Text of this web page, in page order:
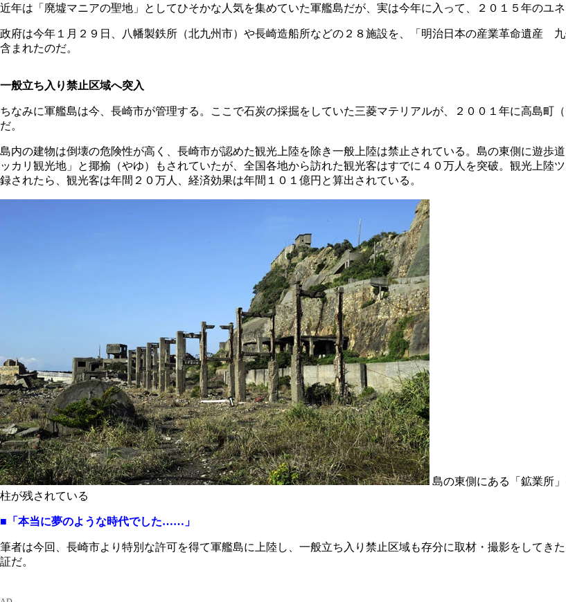
近年は「廃墟マニアの聖地」としてひそかな人気を集めていた軍艦島だが、実は今年に入って、２０１５年のユ
政府は今年１月２９日、八幡製鉄所（北九州市）や長崎造船所などの２８施設を、「明治日本の産業革命遺産
含まれたのだ。
一般立ち入り禁止区域へ突入
ちなみに軍艦島は今、長崎市が管理する。ここで石炭の採掘をしていた三菱マテリアルが、２００１年に高島町
だ。
島内の建物は倒壊の危険性が高く、長崎市が認めた観光上陸を除き一般上陸は禁止されている。島の東側に遊歩
ッカリ観光地」と揶揄（やゆ）もされていたが、全国各地から訪れた観光客はすでに４０万人を突破。観光上陸
録されたら、観光客は年間２０万人、経済効果は年間１０１億円と算出されている。
島の東側にある「鉱業所
柱が残されている
■「本当に夢のような時代でした……」
筆者は今回、長崎市より特別な許可を得て軍艦島に上陸し、一般立ち入り禁止区域も存分に取材・撮影をしてき
証だ。